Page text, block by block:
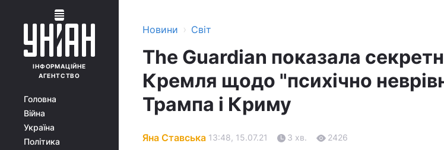
ІНФОРМАЦІЙНЕ
АГЕНТСТВО
Головна
Війна
Україна
Політика
Новини › Світ
The Guardian показала
Кремля щодо "психічно
Трампа і Криму
Яна Ставська 13:48, 15.07.21 3 хв. 2426